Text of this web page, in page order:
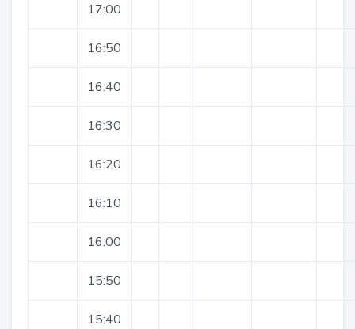
17:00
16:50
16:40
16:30
16:20
16:10
16:00
15:50
15:40